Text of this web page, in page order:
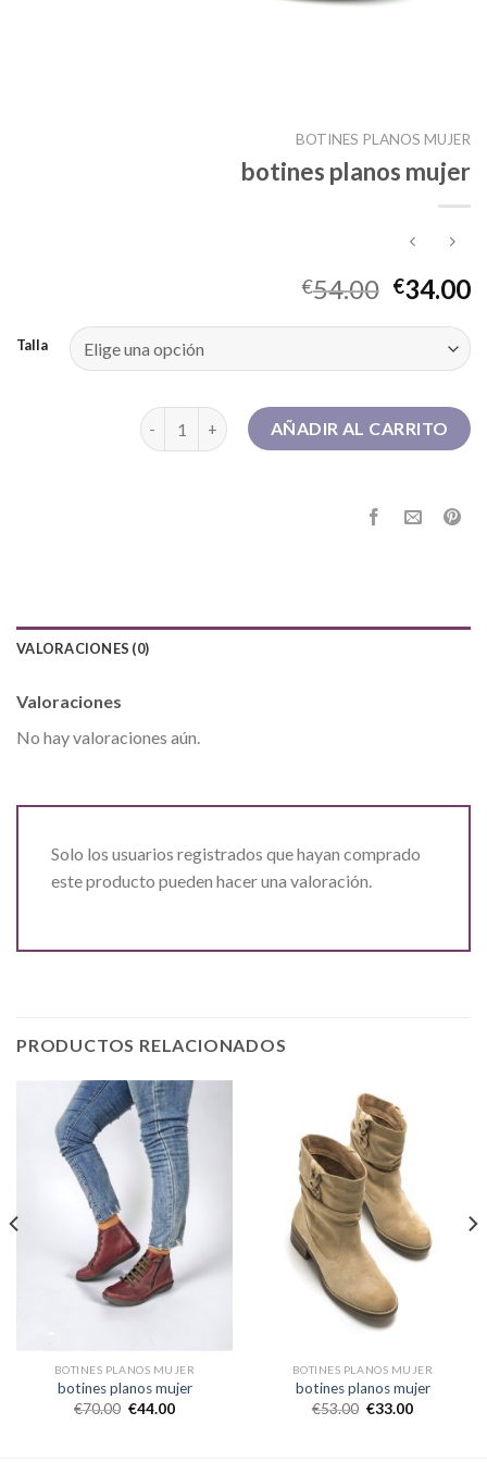
BOTINES PLANOS MUJER
botines planos mujer
€54.00 €34.00
Talla
botines planos mujer cantidadAÑADIR AL CARRITO
VALORACIONES (0)
Valoraciones
No hay valoraciones aún.
Solo los usuarios registrados que hayan comprado
este producto pueden hacer una valoración.
PRODUCTOS RELACIONADOS
BOTINES PLANOS MUJER
botines planos mujer
€70.00 €44.00
BOTINES PLANOS MUJER
botines planos mujer
€53.00 €33.00